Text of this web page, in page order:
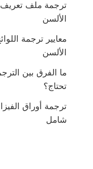
ترجمة ملف
الألسن
معايير ترجمة
الألسن
ما الفرق بين
تحتاج؟
ترجمة أوراق
شامل